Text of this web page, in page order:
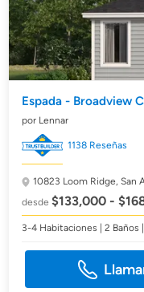
Espada - Broadview
por Lennar
1138 Reseñas
10823 Loom Ridge,San
desde$133,000 -
3-4 Habitaciones | 2 Baños |